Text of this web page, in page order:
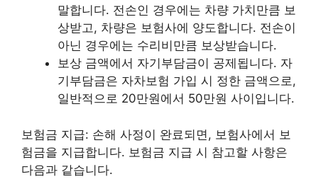
말합니다. 전손인 경우에는 차량 가치만큼 보
상받고, 차량은 보험사에 양도합니다. 전손이
아닌 경우에는 수리비만큼 보상받습니다.
보상 금액에서 자기부담금이 공제됩니다. 자
기부담금은 자차보험 가입 시 정한 금액으로,
일반적으로 20만원에서 50만원 사이입니다.
보험금 지급: 손해 사정이 완료되면, 보험사에서 보
험금을 지급합니다. 보험금 지급 시 참고할 사항은
다음과 같습니다.